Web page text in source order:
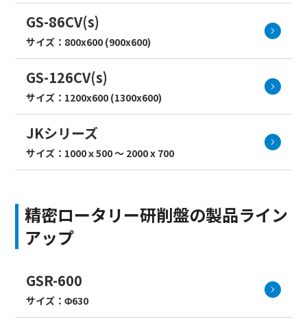
GS-86CV(s)
サイズ：800x600 (900x600)
GS-126CV(s)
サイズ：1200x600 (1300x600)
JKシリーズ
サイズ：1000ｘ500 ～ 2000 x 700
精密ロータリー研削盤の製品ライン
アップ
GSR-600
サイズ：Φ630